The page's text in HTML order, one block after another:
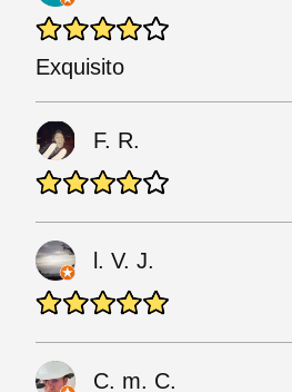
Exquisito
F. R.
l. V. J.
C. m. C.